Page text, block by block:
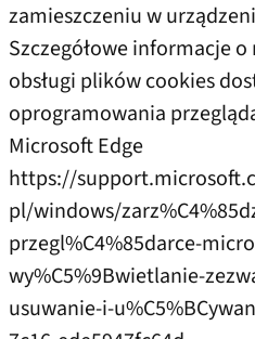
zamieszczeniu w
Szczegółowe informacje
obsługi plików cookies
oprogramowania
Microsoft Edge
https://
pl/windows/
przegl%C4%85darce-
wy%C5%9Bwietlanie-
usuwanie-i-